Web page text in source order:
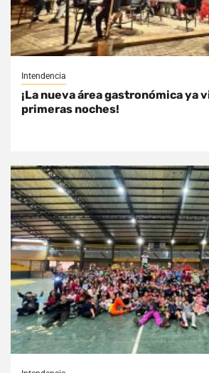
Intendencia
¡La nueva área gastronómica ya
primeras noches!